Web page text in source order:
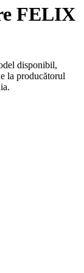
FELIX
disponibil,
la producătorul